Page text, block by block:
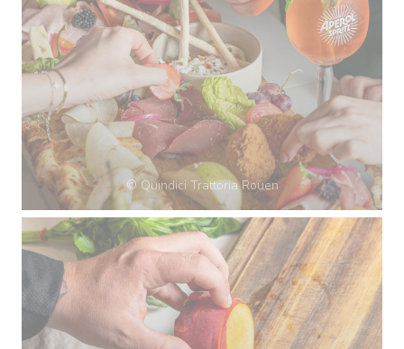
© Quindici Trattoria Rouen